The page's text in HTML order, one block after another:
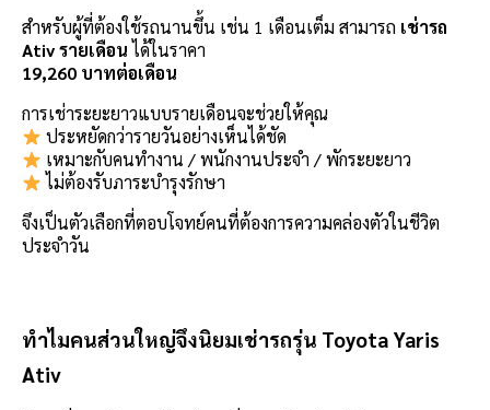
สำหรับผู้ที่ต้องใช้รถนานขึ้น เช่น 1 เดือนเต็ม สามารถ เช่ารถ
Ativ รายเดือนได้ในราคา
19,260 บาทต่อเดือน
การเช่าระยะยาวแบบรายเดือนจะช่วยให้คุณ
ประหยัดกว่ารายวันอย่างเห็นได้ชัด
เหมาะกับคนทำงาน / พนักงานประจำ / พักระยะยาว
ไม่ต้องรับภาระบำรุงรักษา
จึงเป็นตัวเลือกที่ตอบโจทย์คนที่ต้องการความคล่องตัวในชีวิต
ประจำวัน
ทำไมคนส่วนใหญ่จึงนิยมเช่ารถรุ่น Toyota Yaris
Ativ